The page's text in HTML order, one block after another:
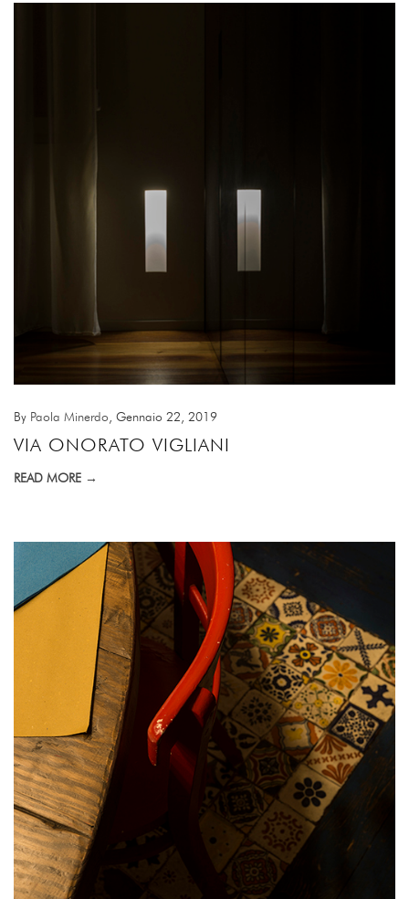
By Paola Minerdo , Gennaio 22, 2019
VIA ONORATO VIGLIANI
READ MORE →